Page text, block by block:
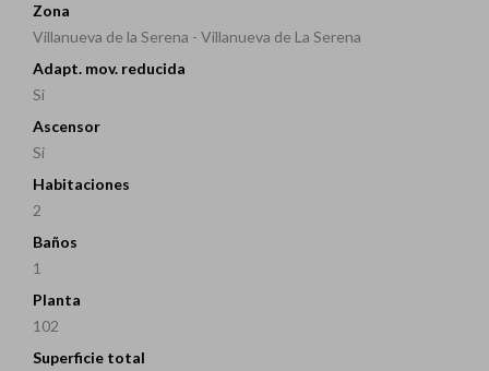
Zona
Villanueva de la Serena - Villanueva de La Serena
Adapt. mov. reducida
Si
Ascensor
Si
Habitaciones
2
Baños
1
Planta
102
Superficie total